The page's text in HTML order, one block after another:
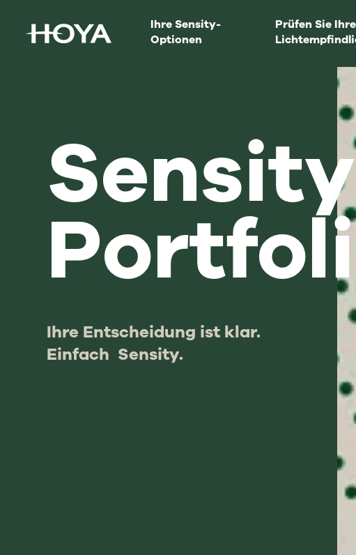
Ihre Sensity-
Optionen
Prüfen Sie Ihre
Ihre Entscheidung ist klar.
Einfach Sensity.